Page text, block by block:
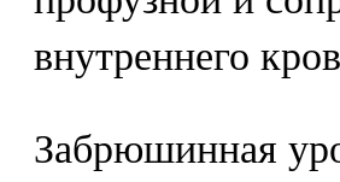
внутреннего
Забрюшинная